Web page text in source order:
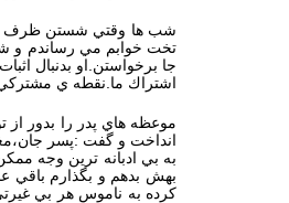
شب ها وقتي شستن ظرف ها
تخت خوابم مي رساندم و
جا برخواستن.او بدنبال
اشتراك ما.نقطه ي مشتركي
موعظه هاي پدر را بدور
انداخت و گفت :پسر
به بي ادبانه ترين وجه
بهش بدهم و بگذارم باقي
كرده به ناموس هر بي